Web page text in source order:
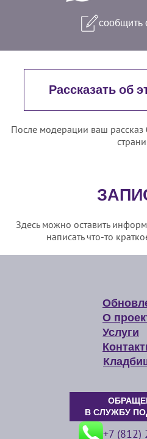
сообщить
Рассказать об
После модерации ваш рассказ
Здесь можно оставить
написать что-то
О
Услуги
В СЛУЖБУ
+7 (812)